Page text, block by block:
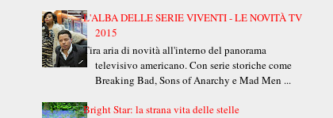
L'ALBA DELLE SERIE VIVENTI - LE NOVITÀ TV
2015
Tira aria di novità all'interno del panorama
televisivo americano. Con serie storiche come
Breaking Bad, Sons of Anarchy e Mad Men ...
Bright Star: la strana vita delle stelle